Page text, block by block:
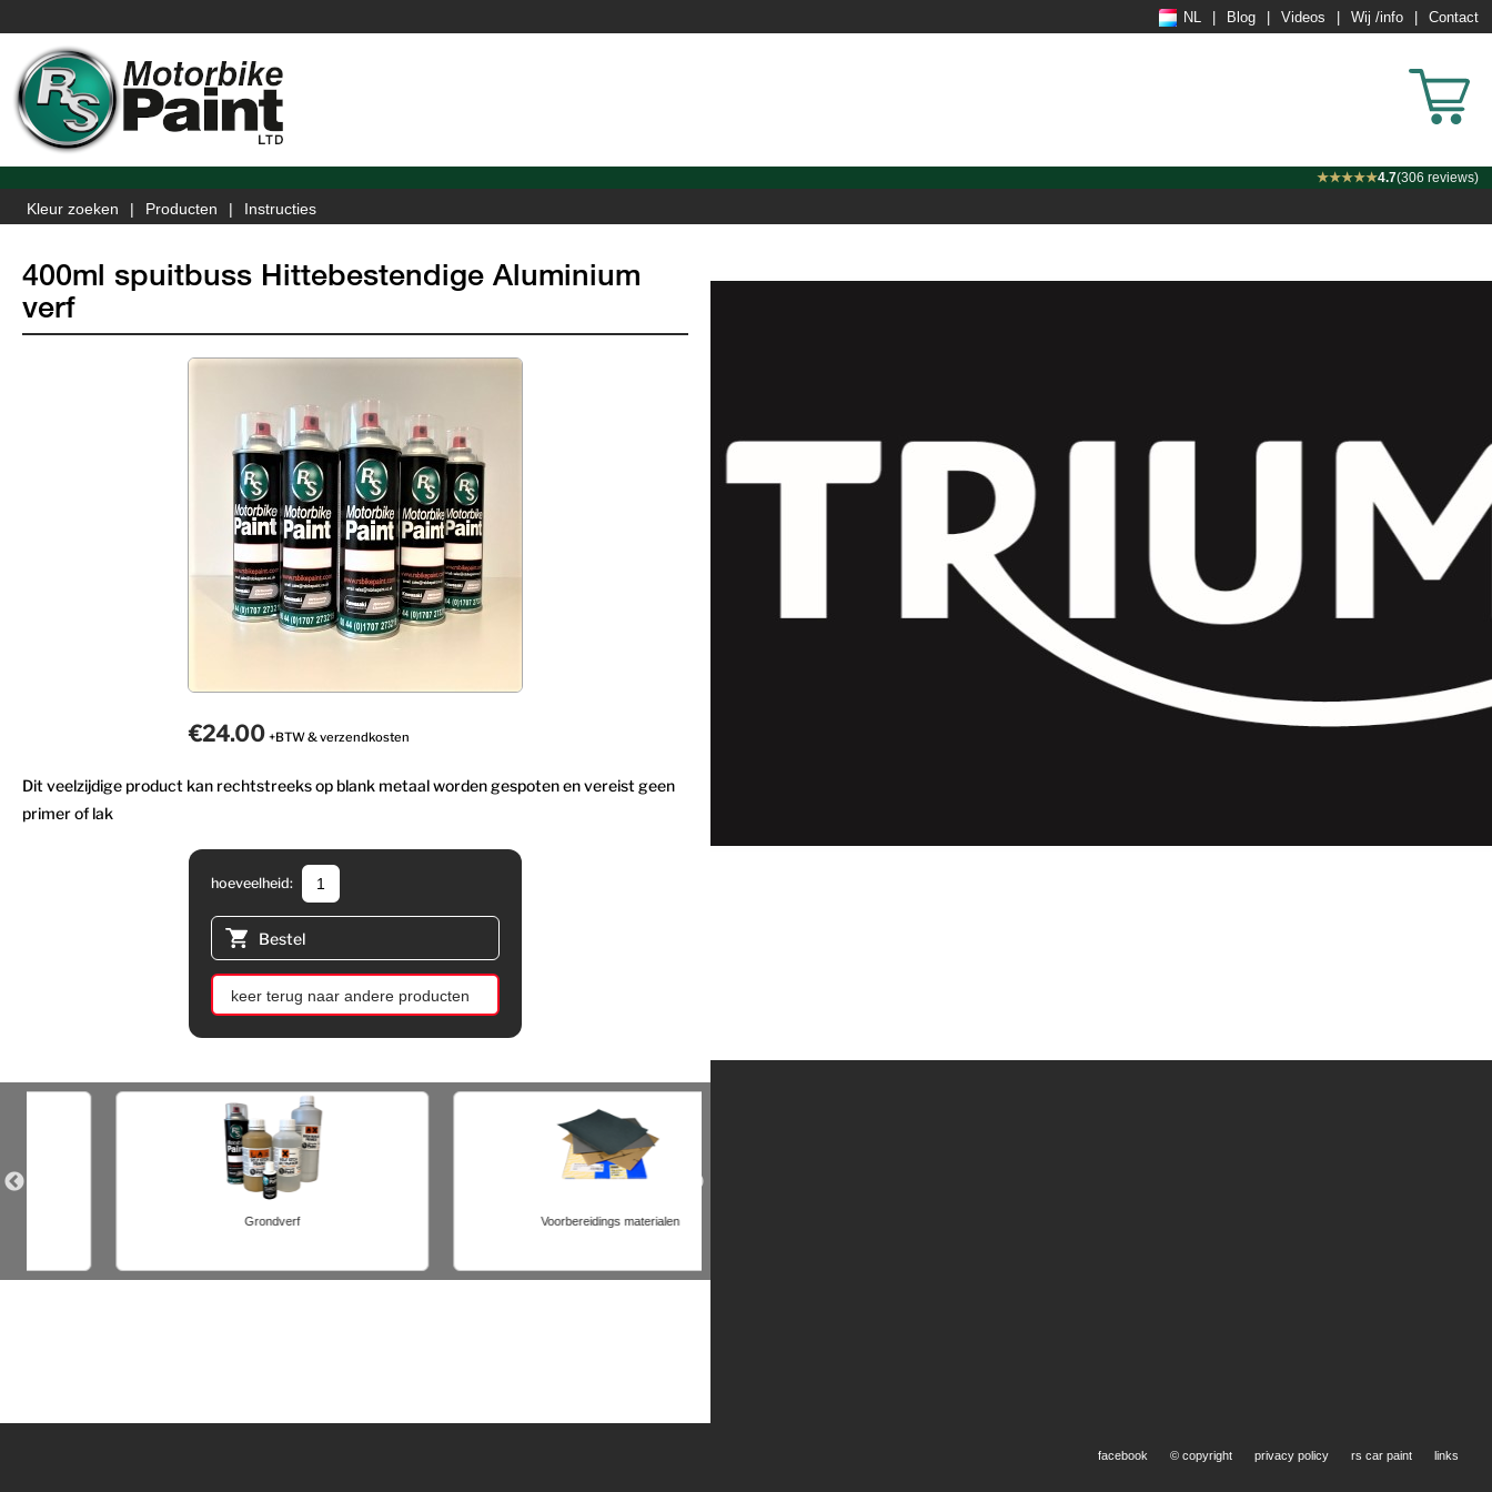
NL Blog Videos Wij /info Contact
★★★★★4.7(306 reviews)
Kleur zoeken Producten Instructies
400ml spuitbuss Hittebestendige Aluminium
verf
€24.00 +BTW & verzendkosten
Dit veelzijdige product kan rechtstreeks op blank metaal worden gespoten en vereist geen
primer of lak
hoeveelheid:
Bestel
keer terug naar andere producten
Voorbereidings materialen Polijst materialen
facebook © copyright privacy policy rs car paint links